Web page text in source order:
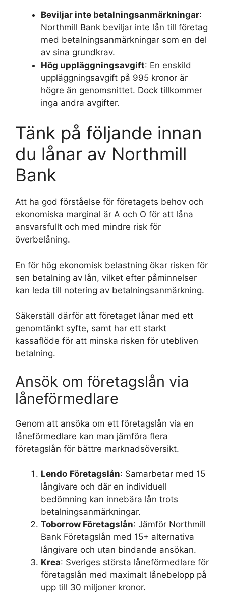
Beviljar inte betalningsanmärkningar:
Northmill Bank beviljar inte lån till företag
med betalningsanmärkningar som en del
av sina grundkrav.
Hög uppläggningsavgift: En enskild
uppläggningsavgift på 995 kronor är
högre än genomsnittet. Dock tillkommer
inga andra avgifter.
Tänk på följande innan
du lånar av Northmill
Bank
Att ha god förståelse för företagets behov och
ekonomiska marginal är A och O för att låna
ansvarsfullt och med mindre risk för
överbelåning.
En för hög ekonomisk belastning ökar risken för
sen betalning av lån, vilket efter påminnelser
kan leda till notering av betalningsanmärkning.
Säkerställ därför att företaget lånar med ett
genomtänkt syfte, samt har ett starkt
kassaflöde för att minska risken för utebliven
betalning.
Ansök om företagslån via
låneförmedlare
Genom att ansöka om ett företagslån via en
låneförmedlare kan man jämföra flera
företagslån för bättre marknadsöversikt.
Lendo Företagslån: Samarbetar med 15
långivare och där en individuell
bedömning kan innebära lån trots
betalningsanmärkningar.
Toborrow Företagslån: Jämför Northmill
Bank Företagslån med 15+ alternativa
långivare och utan bindande ansökan.
Krea: Sveriges största låneförmedlare för
företagslån med maximalt lånebelopp på
upp till 30 miljoner kronor.